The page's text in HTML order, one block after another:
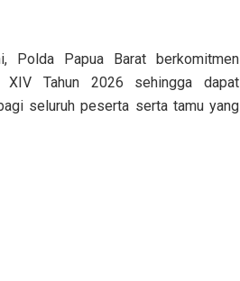
Polda Papua Barat berkomitmen
XIV Tahun 2026 sehingga dapat
seluruh peserta serta tamu yang